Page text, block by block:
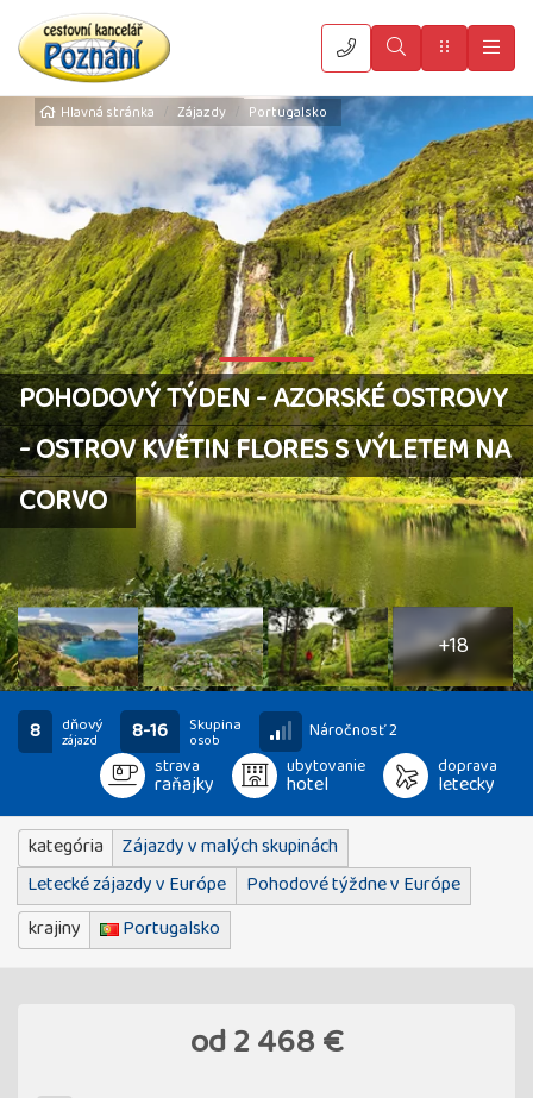
VyhledatMenu
Hlavná stránka Zájazdy Portugalsko
POHODOVÝ TÝDEN - AZORSKÉ OSTROVY
- OSTROV KVĚTIN FLORES S VÝLETEM NA
CORVO
fotografií
+18
8 dňový
zájazd 8-16 Skupina
osob
Náročnosť 2
strava
raňajky
ubytovanie
hotel
doprava
letecky
kategória
Zájazdy v malých skupinách
Letecké zájazdy v Európe
Pohodové týždne v Európe
krajiny
Portugalsko
od2 468 €